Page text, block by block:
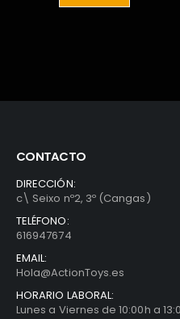
19,99€.
CONTACTO
DIRECCIÓN:
c\ Seixo nº2, 3º (Cangas)
TELÉFONO:
616947674
EMAIL:
Hola@ActionToys.es
HORARIO LABORAL:
Lunes a Viernes de 10:00h a